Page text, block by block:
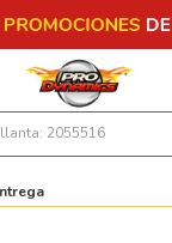
llanta: 2055516
Términos